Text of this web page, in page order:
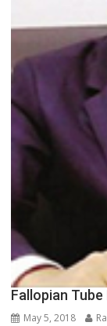
Fallopian
May 5, 2018